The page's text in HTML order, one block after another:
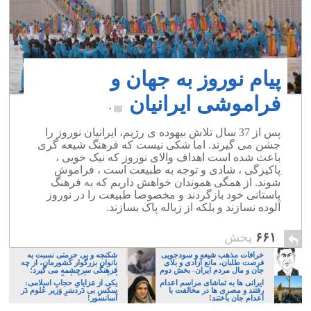
پیام نوروز به جهان و
فراموشی ایرانیان
۰
پس از 37 سال تلاش بیهوده ی رژیم، ایرانیان نوروز را
جشن می گیرند. اما شکی نیست که فرهنگ شیعه گری
باعث شده است اهداف والای نوروز که نیک خویی ،
پاکیزگی ، شادی و توجه به طبیعت است ، فراموش
شوند. از همگی هموندان خواهش داریم که به فرهنگ
باستانی خود بازگردند و مخصوصا طبیعت را در نوروز
آلوده نسازند و بلکه از زباله پاک بسازند.
۶۶۱ پخش
خرافات مذهب شیعه و سودجویی
فرصت طلبان، مانع آزادی و بلای
جان و مال مردم ایران- بخش دوم
شکنجه و بی حرمتی نسبت به
بانوان بزرگوار کشورمان، از چه
فرهنگی سرچشمه می گیرد؛
ایرانی، و یا تازیان؟
ایرانی ها به تماشای مراسم اعدام
رفتند و مصری ها در مخالفت با
اعدام جان باختند!
یکی از مَزایایِ حجابِ اسلامی:
سکسِ بی دَردسَرِ وَزیر عُلوم دَر
آسانسور!